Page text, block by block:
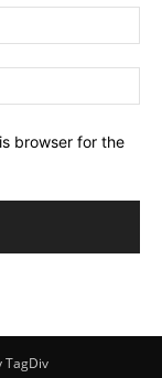
browser for the
TagDiv